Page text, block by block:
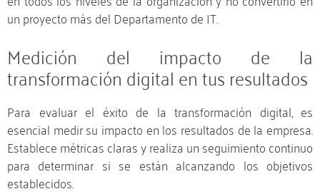
un proyecto más del Departamento de IT.
Medición del impacto de la
transformación digital en tus resultados
Para evaluar el éxito de la transformación digital, es
esencial medir su impacto en los resultados de la empresa.
Establece métricas claras y realiza un seguimiento continuo
para determinar si se están alcanzando los objetivos
establecidos.